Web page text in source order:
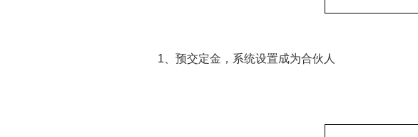
1、预交定金，系统设置成为合伙人